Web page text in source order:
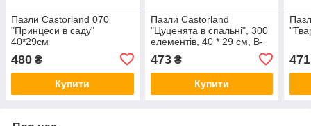
Пазли Castorland 070
"Принцеси в саду"
40*29см
480 ₴
Купити
Пазли Castorland
"Цуценята в спальні", 300
елементів, 40 * 29 см, B-
473₴
Купити
471